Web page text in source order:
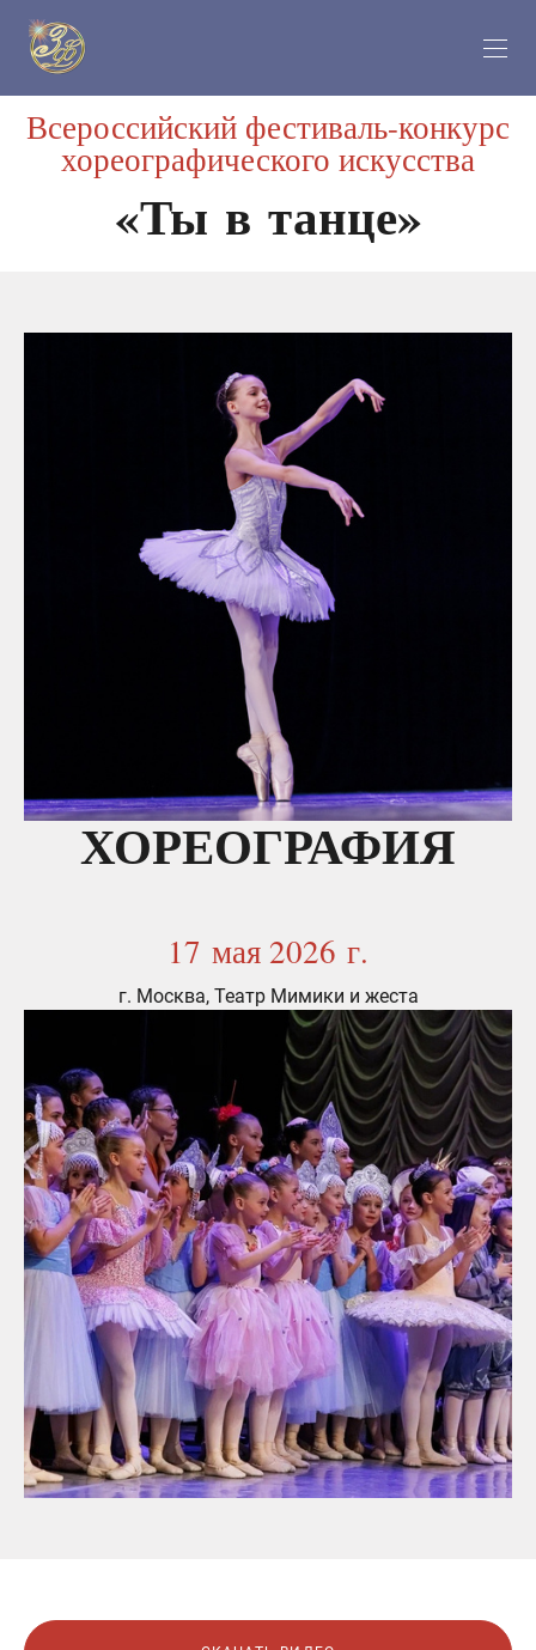
Всероссийский фестиваль-конкурс
хореографического искусства
«Ты в танце»
ХОРЕОГРАФИЯ
17 мая 2026 г.
г. Москва, Театр Мимики и жеста